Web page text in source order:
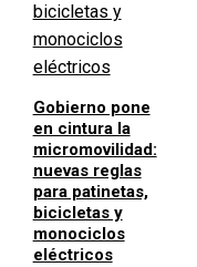
Gobierno pone
en cintura la
micromovilidad:
nuevas reglas
para patinetas,
bicicletas y
monociclos
eléctricos